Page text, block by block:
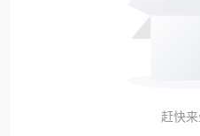
赶快